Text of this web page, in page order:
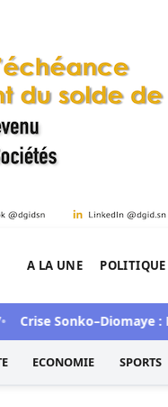
et
A LA UNE POLITIQUE
Sonko–Diomaye : Mimi
ECONOMIE SPORTS